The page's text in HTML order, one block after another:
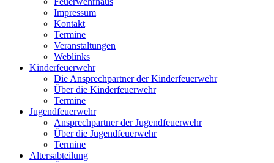
Impressum
Kontakt
Termine
Veranstaltungen
Weblinks
Kinderfeuerwehr
Die Ansprechpartner der Kinderfeuerwehr
Über die Kinderfeuerwehr
Termine
Jugendfeuerwehr
Ansprechpartner der Jugendfeuerwehr
Über die Jugendfeuerwehr
Termine
Altersabteilung